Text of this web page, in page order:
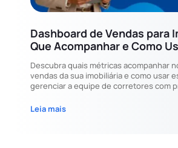
Dashboard de Vendas para
Que Acompanhar e Como
Descubra quais métricas acompanhar
vendas da sua imobiliária e como usar
gerenciar a equipe de corretores com
Leia mais